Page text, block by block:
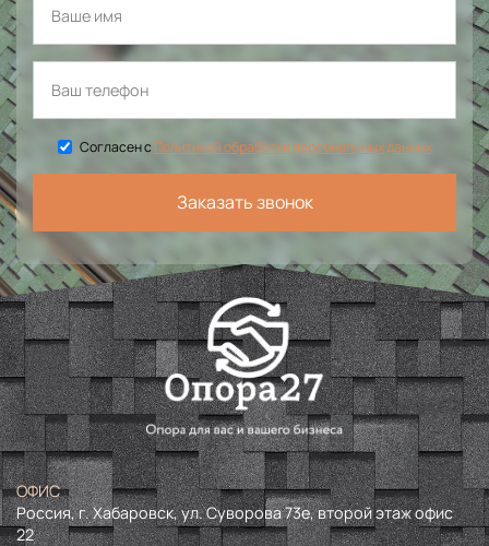
Согласен сПолитикой обработки персональных данных
Заказать звонок
ОФИС
Россия, г. Хабаровск, ул. Суворова 73е, второй этаж офис
22